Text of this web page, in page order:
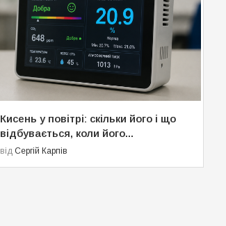
Кисень у повітрі: скільки його і що
відбувається, коли його...
відСергій Карпів